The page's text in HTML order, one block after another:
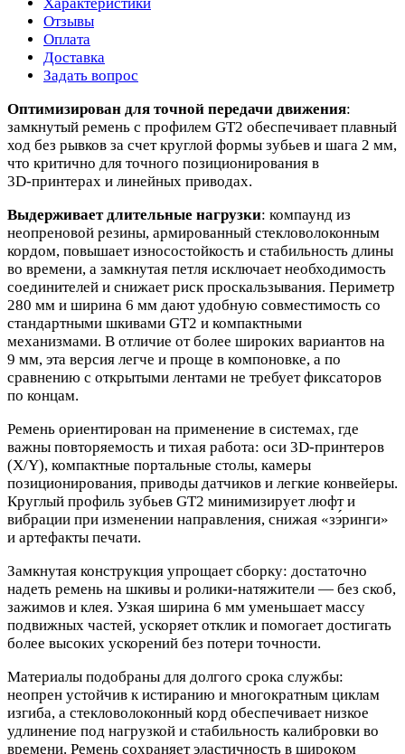
Отзывы
Оплата
Доставка
Задать вопрос
Оптимизирован для точной передачи движения:
замкнутый ремень с профилем GT2 обеспечивает плавный
ход без рывков за счет круглой формы зубьев и шага 2 мм,
что критично для точного позиционирования в
3D‑принтерах и линейных приводах.
Выдерживает длительные нагрузки: компаунд из
неопреновой резины, армированный стекловолоконным
кордом, повышает износостойкость и стабильность длины
во времени, а замкнутая петля исключает необходимость
соединителей и снижает риск проскальзывания. Периметр
280 мм и ширина 6 мм дают удобную совместимость со
стандартными шкивами GT2 и компактными
механизмами. В отличие от более широких вариантов на
9 мм, эта версия легче и проще в компоновке, а по
сравнению с открытыми лентами не требует фиксаторов
по концам.
Ремень ориентирован на применение в системах, где
важны повторяемость и тихая работа: оси 3D‑принтеров
(X/Y), компактные портальные столы, камеры
позиционирования, приводы датчиков и легкие конвейеры.
Круглый профиль зубьев GT2 минимизирует люфт и
вибрации при изменении направления, снижая «зэ́ринги»
и артефакты печати.
Замкнутая конструкция упрощает сборку: достаточно
надеть ремень на шкивы и ролики‑натяжители — без скоб,
зажимов и клея. Узкая ширина 6 мм уменьшает массу
подвижных частей, ускоряет отклик и помогает достигать
более высоких ускорений без потери точности.
Материалы подобраны для долгого срока службы:
неопрен устойчив к истиранию и многократным циклам
изгиба, а стекловолоконный корд обеспечивает низкое
удлинение под нагрузкой и стабильность калибровки во
времени. Ремень сохраняет эластичность в широком